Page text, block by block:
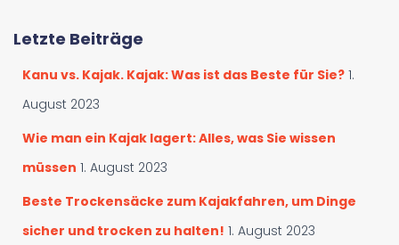
d
n
Letzte Beiträge
Kanu vs. Kajak. Kajak: Was ist das Beste für Sie? 1.
August 2023
Wie man ein Kajak lagert: Alles, was Sie wissen
müssen 1. August 2023
Beste Trockensäcke zum Kajakfahren, um Dinge
sicher und trocken zu halten! 1. August 2023